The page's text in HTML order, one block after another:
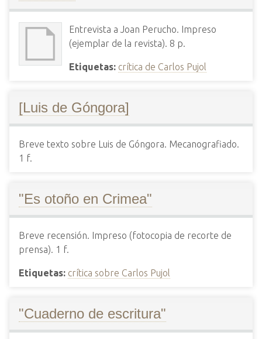
Entrevista a Joan Perucho. Impreso
(ejemplar de la revista). 8 p.
Etiquetas: crítica de Carlos Pujol
[Luis de Góngora]
Breve texto sobre Luis de Góngora. Mecanografiado.
1 f.
"Es otoño en Crimea"
Breve recensión. Impreso (fotocopia de recorte de
prensa). 1 f.
Etiquetas: crítica sobre Carlos Pujol
"Cuaderno de escritura"